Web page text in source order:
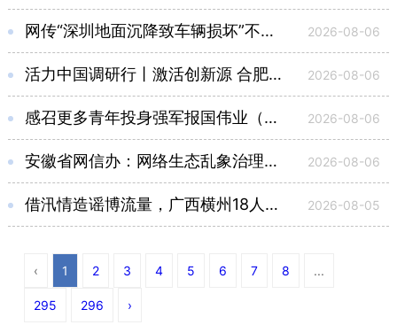
网传“深圳地面沉降致车辆损坏”不实（2026·08·06） 2026-08-06
活力中国调研行丨激活创新源 合肥大健康科研成果加速产业化 2026-08-06
感召更多青年投身强军报国伟业（回信背后的故事·传承红色基因） 2026-08-06
安徽省网信办：网络生态乱象治理典型案例通报 2026-08-06
借汛情造谣博流量，广西横州18人被依法查处（2026·08·05） 2026-08-05
‹ 1 2 3 4 5 6 7 8 ...
295 296 ›